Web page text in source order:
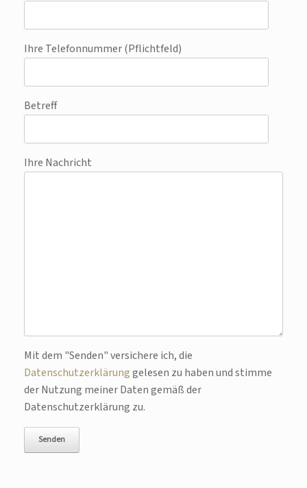
Ihre Telefonnummer (Pflichtfeld)
Betreff
Ihre Nachricht
Bitte lasse dieses Feld leer.
Mit dem "Senden" versichere ich, die
Datenschutzerklärunggelesen zu haben und stimme
der Nutzung meiner Daten gemäß der
Datenschutzerklärung zu.